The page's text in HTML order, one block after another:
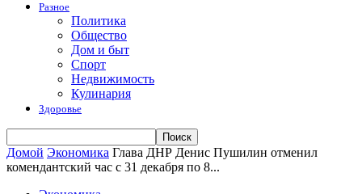
Разное
Политика
Общество
Дом и быт
Спорт
Недвижимость
Кулинария
Здоровье
Домой Экономика Глава ДНР Денис Пушилин отменил
комендантский час с 31 декабря по 8...